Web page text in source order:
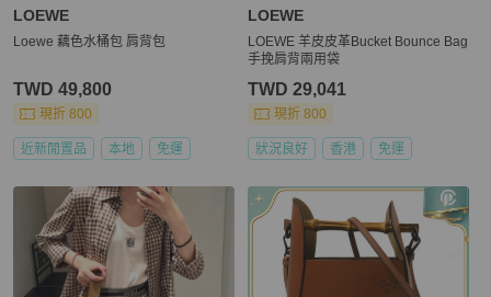
LOEWE
Loewe 藕色水桶包 肩背包
TWD 49,800
現折 800
近新閒置品 本地 免運
LOEWE
LOEWE 羊皮皮革Bucket Bounce Bag
手挽肩背兩用袋
TWD 29,041
現折 800
狀況良好 香港 免運